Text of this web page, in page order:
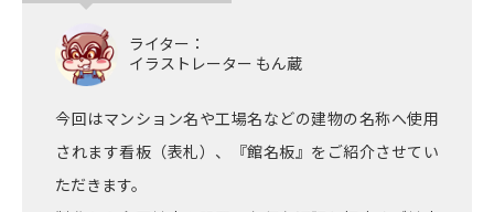
ライター：
イラストレーター もん蔵
今回はマンション名や工場名などの建物の名称へ使用
されます看板（表札）、『館名板』をご紹介させてい
ただきます。